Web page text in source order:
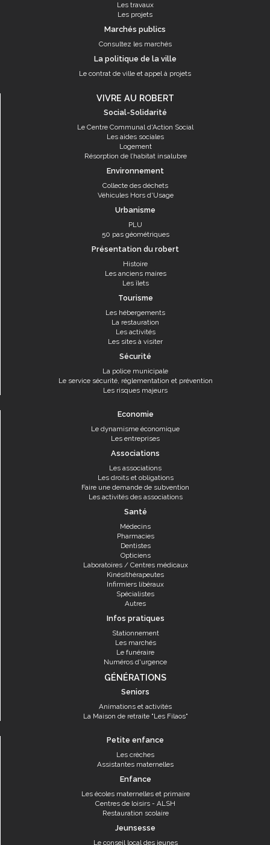
Les travaux
Les projets
Marchés publics
Consultez les marchés
La politique de la ville
Le contrat de ville et appel à projets
VIVRE AU ROBERT
Social-Solidarité
Le Centre Communal d'Action Social
Les aides sociales
Logement
Résorption de l’habitat insalubre
Environnement
Collecte des déchets
Véhicules Hors d'Usage
Urbanisme
PLU
50 pas géométriques
Présentation du robert
Histoire
Les anciens maires
Les îlets
Tourisme
Les hébergements
La restauration
Les activités
Les sites à visiter
Sécurité
La police municipale
Le service sécurité, réglementation et prévention
Les risques majeurs
Economie
Le dynamisme économique
Les entreprises
Associations
Les associations
Les droits et obligations
Faire une demande de subvention
Les activités des associations
Santé
Médecins
Pharmacies
Dentistes
Opticiens
Laboratoires / Centres médicaux
Kinésithérapeutes
Infirmiers libéraux
Spécialistes
Autres
Infos pratiques
Stationnement
Les marchés
Le funéraire
Numéros d'urgence
GÉNÉRATIONS
Seniors
Animations et activités
La Maison de retraite "Les Filaos"
Petite enfance
Les crèches
Assistantes maternelles
Enfance
Les écoles maternelles et primaire
Centres de loisirs - ALSH
Restauration scolaire
Jeunsesse
Le conseil local des jeunes